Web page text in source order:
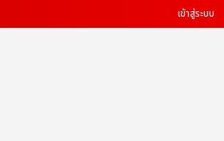
เข้าสู่ระบบ